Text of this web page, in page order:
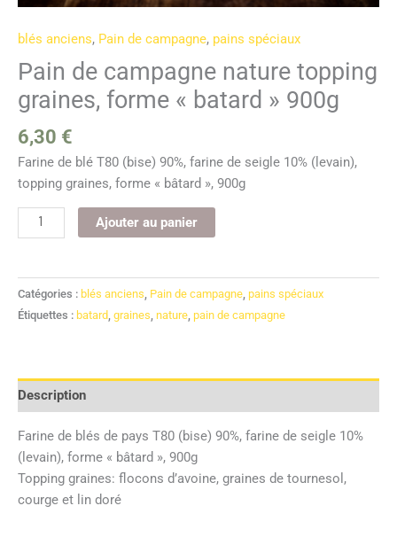
blés anciens, Pain de campagne, pains spéciaux
Pain de campagne nature topping
graines, forme « batard » 900g
6,30 €
Farine de blé T80 (bise) 90%, farine de seigle 10% (levain),
topping graines, forme « bâtard », 900g
Ajouter au panier
Catégories : blés anciens, Pain de campagne, pains spéciaux
Étiquettes : batard, graines, nature, pain de campagne
Description
Farine de blés de pays T80 (bise) 90%, farine de seigle 10%
(levain), forme « bâtard », 900g
Topping graines: flocons d’avoine, graines de tournesol,
courge et lin doré